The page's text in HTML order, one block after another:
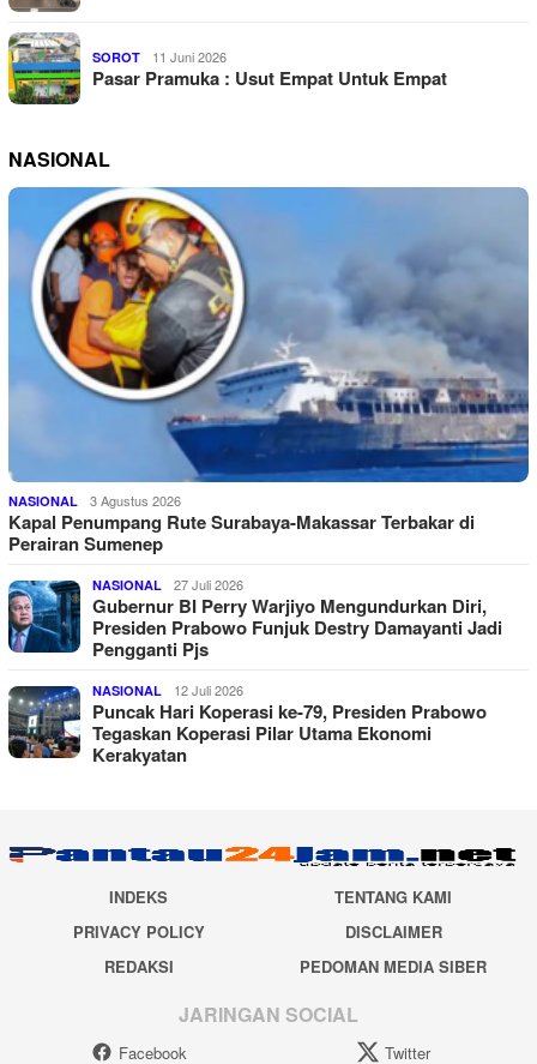
SOROT 11 Juni 2026
Pasar Pramuka : Usut Empat Untuk Empat
NASIONAL
NASIONAL 3 Agustus 2026
Kapal Penumpang Rute Surabaya-Makassar Terbakar di
Perairan Sumenep
NASIONAL 27 Juli 2026
Gubernur BI Perry Warjiyo Mengundurkan Diri,
Presiden Prabowo Funjuk Destry Damayanti Jadi
Pengganti Pjs
NASIONAL 12 Juli 2026
Puncak Hari Koperasi ke-79, Presiden Prabowo
Tegaskan Koperasi Pilar Utama Ekonomi
Kerakyatan
INDEKS
TENTANG KAMI
PRIVACY POLICY
DISCLAIMER
REDAKSI
PEDOMAN MEDIA SIBER
JARINGAN SOCIAL
Facebook Twitter